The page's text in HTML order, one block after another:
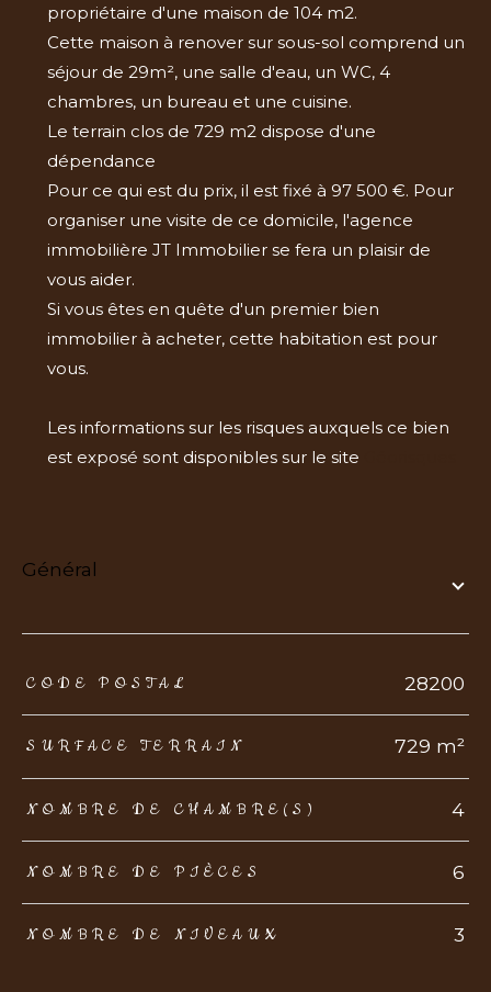
propriétaire d'une maison de 104 m2.
Cette maison à renover sur sous-sol comprend un
séjour de 29m², une salle d'eau, un WC, 4
chambres, un bureau et une cuisine.
Le terrain clos de 729 m2 dispose d'une
dépendance
Pour ce qui est du prix, il est fixé à 97 500 €. Pour
organiser une visite de ce domicile, l'agence
immobilière JT Immobilier se fera un plaisir de
vous aider.
Si vous êtes en quête d'un premier bien
immobilier à acheter, cette habitation est pour
vous.
Les informations sur les risques auxquels ce bien
est exposé sont disponibles sur le site
général
TRAD_ZEPHYR_Caracteristique TRAD_ZEPHYR_Valeurs
CODE POSTAL 28200
SURFACE TERRAIN 729 m²
NOMBRE DE CHAMBRE(S) 4
NOMBRE DE PIÈCES 6
NOMBRE DE NIVEAUX 3